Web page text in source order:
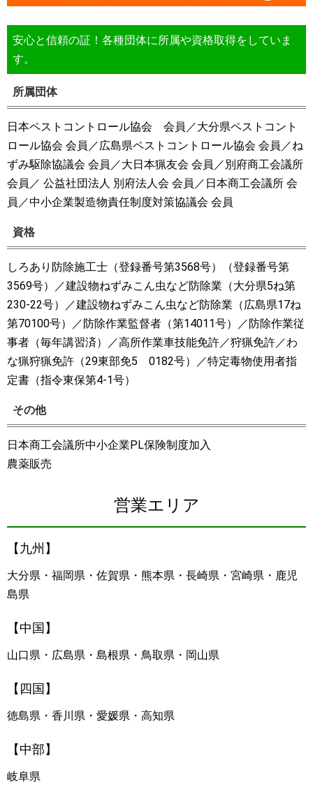
安心と信頼の証！各種団体に所属や資格取得をしていま
す。
所属団体
日本ペストコントロール協会 会員／大分県ペストコント
ロール協会 会員／広島県ペストコントロール協会 会員／ね
ずみ駆除協議会 会員／大日本猟友会 会員／別府商工会議所
会員／ 公益社団法人 別府法人会 会員／日本商工会議所 会
員／中小企業製造物責任制度対策協議会 会員
資格
しろあり防除施工士（登録番号第3568号）（登録番号第
3569号）／建設物ねずみこん虫など防除業（大分県5ね第
230-22号）／建設物ねずみこん虫など防除業（広島県17ね
第70100号）／防除作業監督者（第14011号）／防除作業従
事者（毎年講習済）／高所作業車技能免許／狩猟免許／わ
な猟狩猟免許（29東部免5 0182号）／特定毒物使用者指
定書（指令東保第4-1号）
その他
日本商工会議所中小企業PL保険制度加入
農薬販売
営業エリア
【九州】
大分県・福岡県・佐賀県・熊本県・長崎県・宮崎県・鹿児
島県
【中国】
山口県・広島県・島根県・鳥取県・岡山県
【四国】
徳島県・香川県・愛媛県・高知県
【中部】
岐阜県